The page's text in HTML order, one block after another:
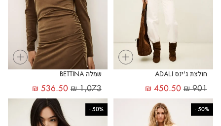
+
חולצת ג'ינס ADALI
₪901
₪ 450.50
+
שמלה BETTINA
₪1,073
₪ 536.50
50%
-
50%
-